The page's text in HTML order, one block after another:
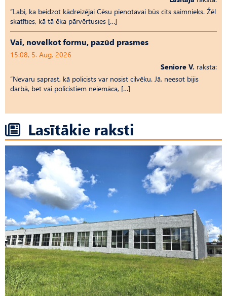
“Labi, ka beidzot kādreizējai Cēsu pienotavai būs cits saimnieks. Žēl
skatīties, kā tā ēka pārvērtusies […]
Vai, novelkot formu, pazūd prasmes
15:08, 5. Aug, 2026
Seniore V. raksta:
“Nevaru saprast, kā policists var nosist cilvēku. Jā, neesot bijis
darbā, bet vai policistiem neiemāca, […]
Lasītākie raksti